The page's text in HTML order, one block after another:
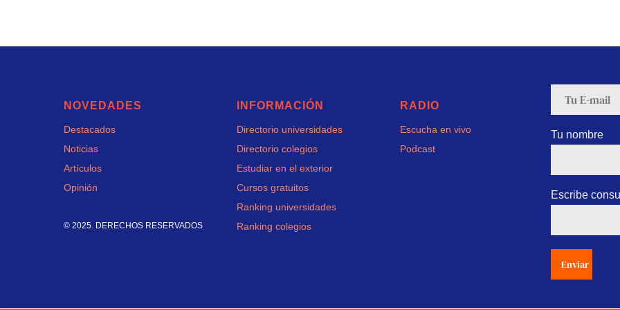
NOVEDADES
Destacados
Noticias
Artículos
Opinión
INFORMACIÓN
Directorio universidades
Directorio colegios
Estudiar en el exterior
Cursos gratuitos
Ranking universidades
Ranking colegios
RADIO
Escucha en vivo
Podcast
© 2025. DERECHOS RESERVADOS
Tu nombre
Escribe
Enviar